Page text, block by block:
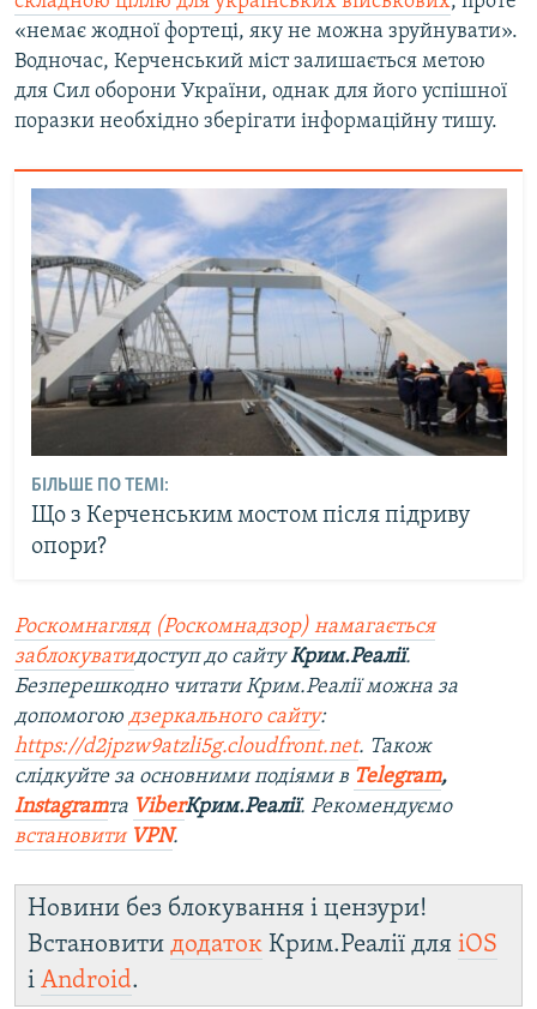
«немає жодної фортеці, яку не можна зруйнувати».
Водночас, Керченський міст залишається метою
для Сил оборони України, однак для його успішної
поразки необхідно зберігати інформаційну тишу.
БІЛЬШЕ ПО ТЕМІ:
Що з Керченським мостом після підриву
опори?
Роскомнагляд (Роскомнадзор) намагається
заблокуватидоступ до сайтуКрим.Реалії.
Безперешкодно читати Крим.Реалії можна за
допомогою дзеркального сайту:
https://d2jpzw9atzli5g.cloudfront.net. Також
слідкуйте за основними подіями в Telegram,
Instagramта ViberКрим.Реалії. Рекомендуємо
встановити VPN.
Новини без блокування і цензури!
Встановити додаток Крим.Реалії для iOS
і Android.